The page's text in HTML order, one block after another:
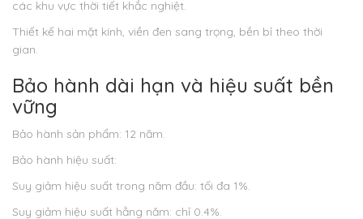
các khu vực thời tiết khắc nghiệt.
Thiết kế hai mặt kính, viền đen sang trọng, bền bỉ theo thời
gian.
Bảo hành dài hạn và hiệu suất bền
vững
Bảo hành sản phẩm: 12 năm.
Bảo hành hiệu suất:
Suy giảm hiệu suất trong năm đầu: tối đa 1%.
Suy giảm hiệu suất hằng năm: chỉ 0.4%.